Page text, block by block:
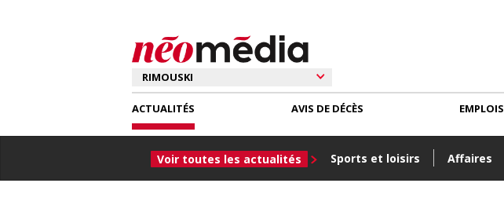
ACTUALITÉS
Voir toutes les actualités Sports et loisirs Affaires
AVIS DE DÉCÈS EMPLOIS